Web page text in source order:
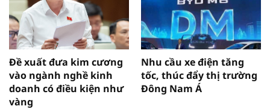
Đề xuất đưa kim cương
vào ngành nghề kinh
doanh có điều kiện như
vàng
Nhu cầu xe điện tăng
tốc, thúc đẩy thị trường
Đông Nam Á